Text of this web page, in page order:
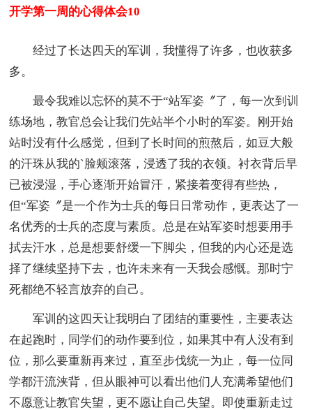
开学第一周的心得体会10
经过了长达四天的军训，我懂得了许多，也收获多
多。
最令我难以忘怀的莫不于“站军姿〞了，每一次到训
练场地，教官总会让我们先站半个小时的军姿。刚开始
站时没有什么感觉，但到了长时间的煎熬后，如豆大般
的汗珠从我的`脸颊滚落，浸透了我的衣领。衬衣背后早
已被浸湿，手心逐渐开始冒汗，紧接着变得有些热，
但“军姿〞是一个作为士兵的每日日常动作，更表达了一
名优秀的士兵的态度与素质。总是在站军姿时想要用手
拭去汗水，总是想要舒缓一下脚尖，但我的内心还是选
择了继续坚持下去，也许未来有一天我会感慨。那时宁
死都绝不轻言放弃的自己。
军训的这四天让我明白了团结的重要性，主要表达
在起跑时，同学们的动作要到位，如果其中有人没有到
位，那么要重新再来过，直至步伐统一为止，每一位同
学都汗流浃背，但从眼神可以看出他们人充满希望他们
不愿意让教官失望，更不愿让自己失望。即使重新走过